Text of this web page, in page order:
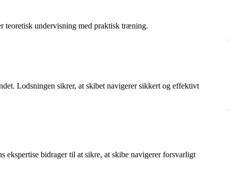
teoretisk undervisning med praktisk træning.
Lodsningen sikrer, at skibet navigerer sikkert og effektivt
bidrager til at sikre, at skibe navigerer forsvarligt